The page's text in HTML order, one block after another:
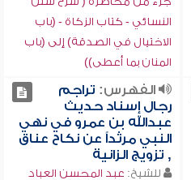
النسائي - كتاب الزكاة - (باب
الاختيال في الصدقة) إلى (باب
المنان بما أعطى))
الفهرس: تراجم
رجال إسناد حديث
عبدالله بن عمرو في نهي
النبي مرثداً عن نكاح عناق
, تزويج الزانية
للشيخ: عبد المحسن العباد